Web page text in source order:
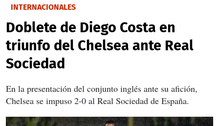
INTERNACIONALES
Doblete de Diego Costa en
triunfo del Chelsea ante Real
Sociedad
En la presentación del conjunto inglés ante su afición,
Chelsea se impuso 2-0 al Real Sociedad de España.